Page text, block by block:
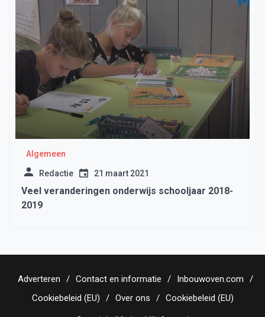
Algemeen
Redactie 21 maart 2021
Veel veranderingen onderwijs schooljaar 2018-
2019
Adverteren Contact en informatie
Inbouwoven.com
Cookiebeleid (EU)
Over ons Cookiebeleid (EU)